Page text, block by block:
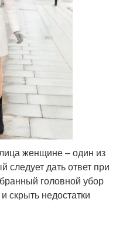
женщине – один из
следует дать ответ при
головной убор
скрыть недостатки